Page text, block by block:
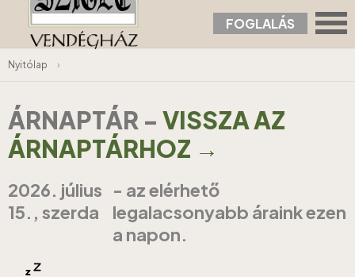
FOGLALÁS
Nyitólap ›
ÁRNAPTÁR - VISSZA AZ
ÁRNAPTÁRHOZ →
2026. július
15., szerda
- az elérhető
legalacsonyabb áraink ezen
a napon.